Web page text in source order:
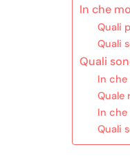
In che
Quali
Quali
Quali
In
Quale
In
Quali